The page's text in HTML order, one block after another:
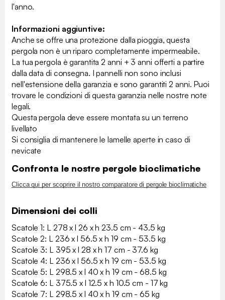
l'anno.
Informazioni aggiuntive:
Anche se offre una protezione dalla pioggia, questa
pergola non è un riparo completamente impermeabile.
La tua pergola è garantita 2 anni + 3 anni offerti a partire
dalla data di consegna. I pannelli non sono inclusi
nell'estensione della garanzia e sono garantiti 2 anni. Puoi
trovare le condizioni di questa garanzia nelle nostre note
legali.
Questa pergola deve essere montata su un terreno
livellato
Si consiglia di mantenere le lamelle aperte in caso di
nevicate
Confronta le nostre pergole bioclimatiche
Clicca qui per scoprire il nostro comparatore di pergole bioclimatiche
Dimensioni dei colli
Scatole 1: L 278 x l 26 x h 23.5 cm - 43.5 kg
Scatole 2: L 236 x l 56.5 x h 19 cm - 53.5 kg
Scatole 3: L 395 x l 28 x h 17 cm - 37.6 kg
Scatole 4: L 236 x l 56.5 x h 19 cm - 53.5 kg
Scatole 5: L 298.5 x l 40 x h 19 cm - 68.5 kg
Scatole 6: L 375.5 x l 12.5 x h 10.5 cm - 17 kg
Scatole 7: L 298.5 x l 40 x h 19 cm - 65 kg